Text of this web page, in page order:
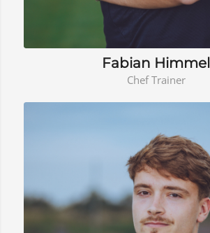
Fabian Himmel
Chef Trainer